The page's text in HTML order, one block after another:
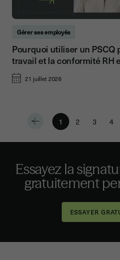
Gérer ses employés
Pourquoi utiliser un PSCQ
travail et la conformité RH
21 juillet 2026
1 2 3 4
Essayez la
gratuitement